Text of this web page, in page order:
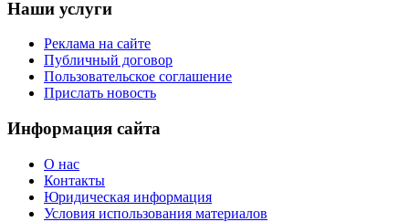
Наши услуги
Реклама на сайте
Публичный договор
Пользовательское соглашение
Прислать новость
Информация сайта
О нас
Контакты
Юридическая информация
Условия использования материалов